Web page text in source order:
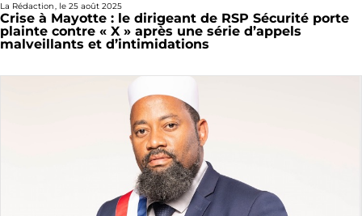
La Rédaction, le 25 août 2025
Crise à Mayotte : le dirigeant de RSP Sécurité porte
plainte contre « X » après une série d’appels
malveillants et d’intimidations